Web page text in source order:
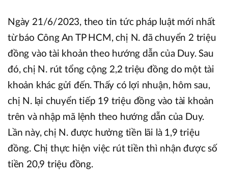
Ngày 21/6/2023, theo tin tức pháp luật mới nhất
từ báo Công An TP HCM, chị N. đã chuyển 2 triệu
đồng vào tài khoản theo hướng dẫn của Duy. Sau
đó, chị N. rút tổng cộng 2,2 triệu đồng do một tài
khoản khác gửi đến. Thấy có lợi nhuận, hôm sau,
chị N. lại chuyển tiếp 19 triệu đồng vào tài khoản
trên và nhập mã lệnh theo hướng dẫn của Duy.
Lần này, chị N. được hưởng tiền lãi là 1,9 triệu
đồng. Chị thực hiện việc rút tiền thì nhận được số
tiền 20,9 triệu đồng.